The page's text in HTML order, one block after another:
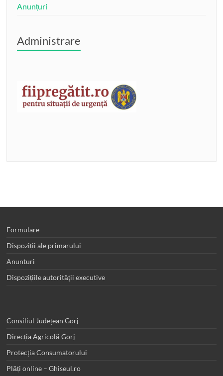
Anunțuri
Administrare
Formulare
Dispoziții ale primarului
Anunturi
Dispozițiile autorității executive
Consiliul Județean Gorj
Direcția Agricolă Gorj
Protecția Consumatorului
Plăți online – Ghiseul.ro